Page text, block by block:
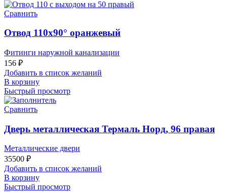
Сравнить
Отвод 110х90° оранжевый
Фитинги наружной канализации
156 ₽
Добавить в список желаний
В корзину
Быстрый просмотр
Сравнить
Дверь металлическая Термаль Норд, 96 правая
Металлические двери
35500 ₽
Добавить в список желаний
В корзину
Быстрый просмотр